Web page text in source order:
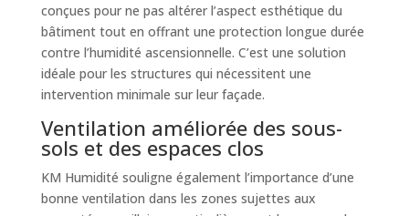
conçues pour ne pas altérer l’aspect esthétique du
bâtiment tout en offrant une protection longue durée
contre l’humidité ascensionnelle. C’est une solution
idéale pour les structures qui nécessitent une
intervention minimale sur leur façade.
Ventilation améliorée des sous-
sols et des espaces clos
KM Humidité souligne également l’importance d’une
bonne ventilation dans les zones sujettes aux